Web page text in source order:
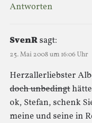
Antworten
SvenRsagt:
25. Mai 2008 um 16:06 Uhr
Herzallerliebster
doch unbedingt
ok, Stefan, schenk
meine und seine in